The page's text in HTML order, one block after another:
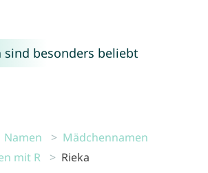
sind besonders beliebt
Namen
Mädchennamen
mit R
Rieka